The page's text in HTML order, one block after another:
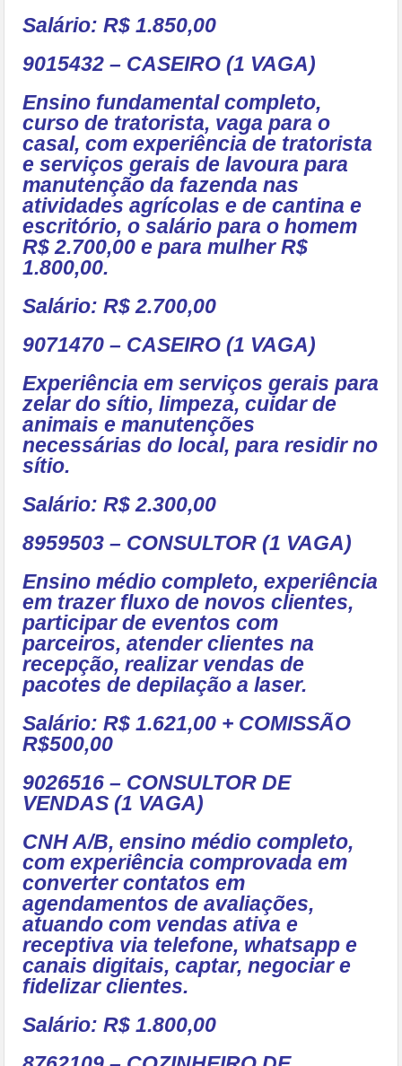
Salário: R$ 1.850,00
9015432 – CASEIRO (1 VAGA)
Ensino fundamental completo,
curso de tratorista, vaga para o
casal, com experiência de tratorista
e serviços gerais de lavoura para
manutenção da fazenda nas
atividades agrícolas e de cantina e
escritório, o salário para o homem
R$ 2.700,00 e para mulher R$
1.800,00.
Salário: R$ 2.700,00
9071470 – CASEIRO (1 VAGA)
Experiência em serviços gerais para
zelar do sítio, limpeza, cuidar de
animais e manutenções
necessárias do local, para residir no
sítio.
Salário: R$ 2.300,00
8959503 – CONSULTOR (1 VAGA)
Ensino médio completo, experiência
em trazer fluxo de novos clientes,
participar de eventos com
parceiros, atender clientes na
recepção, realizar vendas de
pacotes de depilação a laser.
Salário: R$ 1.621,00 + COMISSÃO
R$500,00
9026516 – CONSULTOR DE
VENDAS (1 VAGA)
CNH A/B, ensino médio completo,
com experiência comprovada em
converter contatos em
agendamentos de avaliações,
atuando com vendas ativa e
receptiva via telefone, whatsapp e
canais digitais, captar, negociar e
fidelizar clientes.
Salário: R$ 1.800,00